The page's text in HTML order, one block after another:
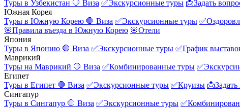
Туры в Узбекистан 🛑 Виза ✅Экскурсионные туры 📩Задать
Южная Корея
Туры в Южную Корею 🛑 Виза ✅Экскурсионные туры
🌸Правила въезда в Южную Корею 🌸Отели
Япония
Туры в Японию 🛑 Виза ✅Экскурсионные туры ✅График
Маврикий
Туры на Маврикий 🛑 Виза ✅Комбинированные туры
Египет
Туры в Египет 🛑 Виза ✅Экскурсионные туры ✅Круизы
Сингапур
Туры в Сингапур 🛑 Виза ✅Экскурсионные туры